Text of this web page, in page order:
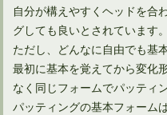
自分が構えやすくヘッドを合
グしても良いとされています。
ただし、どんなに自由でも基
最初に基本を覚えてから変化
なく同じフォームでパッティ
パッティングの基本フォーム